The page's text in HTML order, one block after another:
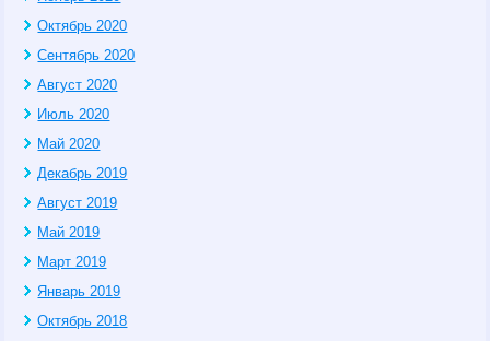
Октябрь 2020
Сентябрь 2020
Август 2020
Июль 2020
Май 2020
Декабрь 2019
Август 2019
Май 2019
Март 2019
Январь 2019
Октябрь 2018